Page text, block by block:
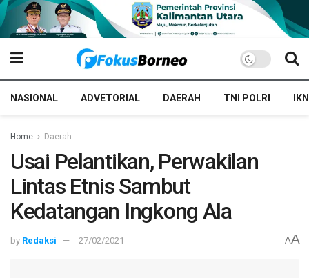
NASIONAL ADVETORIAL DAERAH TNI POLRI IKN
Home Daerah
Usai Pelantikan, Perwakilan
Lintas Etnis Sambut
Kedatangan Ingkong Ala
by Redaksi 27/02/2021 AA